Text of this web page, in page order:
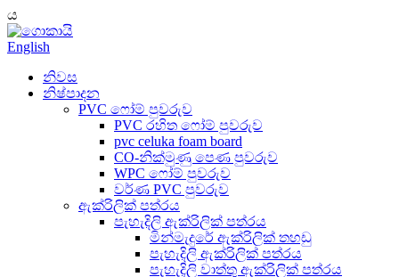
ය
English
නිවස
නිෂ්පාදන
PVC ෆෝම් පුවරුව
PVC රහිත ෆෝම් පුවරුව
pvc celuka foam board
CO-නික්මුණු පෙණ පුවරුව
WPC ෆෝම් පුවරුව
වර්ණ PVC පුවරුව
ඇක්රිලික් පත්රය
පැහැදිලි ඇක්රිලික් පත්රය
මින්මැදුරේ ඇක්රිලික් තහඩු
පැහැදිලි ඇක්රිලික් පත්රය
පැහැදිලි වාත්තු ඇක්රිලික් පත්රය